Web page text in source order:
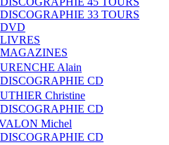
DISCOGRAPHIE 33 TOURS
DVD
LIVRES
MAGAZINES
Alain
DISCOGRAPHIE CD
Christine
DISCOGRAPHIE CD
Michel
DISCOGRAPHIE CD